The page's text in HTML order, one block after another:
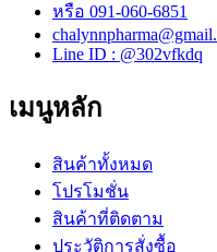
หรือ 091-060-6851
Line ID : @302vfkdq
เมนูหลัก
สินค้าทั้งหมด
โปรโมชั่น
สินค้าที่ติดตาม
ประวัติการสั่งซื้อ